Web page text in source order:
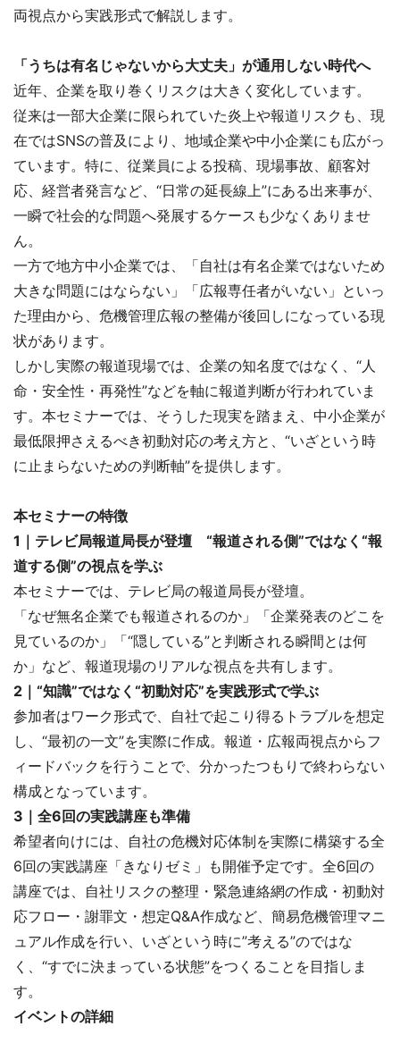
両視点から実践形式で解説します。
「うちは有名じゃないから大丈夫」が通用しない時代へ
近年、企業を取り巻くリスクは大きく変化しています。
従来は一部大企業に限られていた炎上や報道リスクも、現
在ではSNSの普及により、地域企業や中小企業にも広がっ
ています。特に、従業員による投稿、現場事故、顧客対
応、経営者発言など、“日常の延長線上”にある出来事が、
一瞬で社会的な問題へ発展するケースも少なくありませ
ん。
一方で地方中小企業では、「自社は有名企業ではないため
大きな問題にはならない」「広報専任者がいない」といっ
た理由から、危機管理広報の整備が後回しになっている現
状があります。
しかし実際の報道現場では、企業の知名度ではなく、“人
命・安全性・再発性”などを軸に報道判断が行われていま
す。本セミナーでは、そうした現実を踏まえ、中小企業が
最低限押さえるべき初動対応の考え方と、“いざという時
に止まらないための判断軸”を提供します。
本セミナーの特徴
1｜テレビ局報道局長が登壇 “報道される側”ではなく“報
道する側”の視点を学ぶ
本セミナーでは、テレビ局の報道局長が登壇。
「なぜ無名企業でも報道されるのか」「企業発表のどこを
見ているのか」「“隠している”と判断される瞬間とは何
か」など、報道現場のリアルな視点を共有します。
2｜“知識”ではなく“初動対応”を実践形式で学ぶ
参加者はワーク形式で、自社で起こり得るトラブルを想定
し、“最初の一文”を実際に作成。報道・広報両視点からフ
ィードバックを行うことで、分かったつもりで終わらない
構成となっています。
3｜全6回の実践講座も準備
希望者向けには、自社の危機対応体制を実際に構築する全
6回の実践講座「きなりゼミ」も開催予定です。全6回の
講座では、自社リスクの整理・緊急連絡網の作成・初動対
応フロー・謝罪文・想定Q&A作成など、簡易危機管理マニ
ュアル作成を行い、いざという時に”考える”のではな
く、“すでに決まっている状態”をつくることを目指しま
す。
イベントの詳細